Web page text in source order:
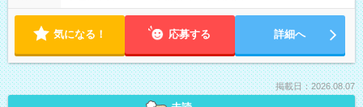
気になる！ 応募する 詳細へ
掲載日：2026.08.07